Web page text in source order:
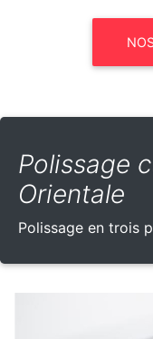
Polissage
Orientale
Polissage en trois